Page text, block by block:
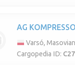
AG
Varsó,
Cargopedia ID: